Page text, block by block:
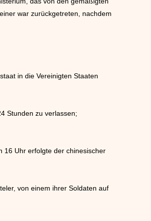
war zurückgetreten, nachdem
in die Vereinigten Staaten
Stunden zu verlassen;
16 Uhr erfolgte der chinesischer
von einem ihrer Soldaten auf